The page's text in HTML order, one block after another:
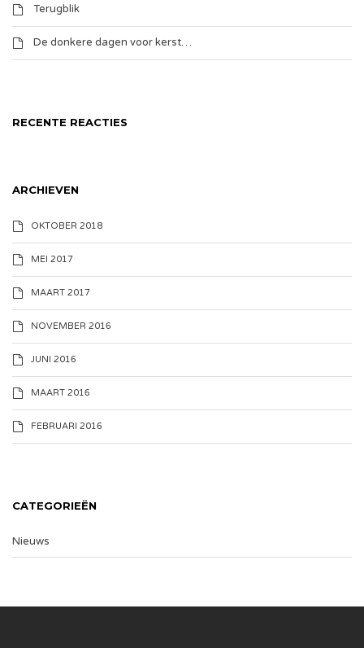
Terugblik
De donkere dagen voor kerst…
RECENTE REACTIES
ARCHIEVEN
OKTOBER 2018
MEI 2017
MAART 2017
NOVEMBER 2016
JUNI 2016
MAART 2016
FEBRUARI 2016
CATEGORIEËN
Nieuws